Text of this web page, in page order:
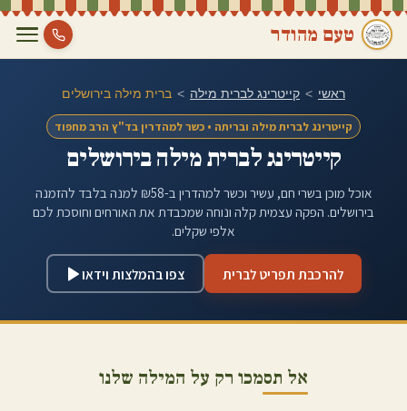
טעם מהודר
ראשי > קייטרינג לברית מילה > ברית מילה בירושלים
קייטרינג לברית מילה ובריתה • כשר למהדרין בד"ץ הרב מחפוד
קייטרינג לברית מילה בירושלים
אוכל מוכן בשרי חם, עשיר וכשר למהדרין ב-₪58 למנה בלבד להזמנה
בירושלים. הפקה עצמית קלה ונוחה שמכבדת את האורחים וחוסכת לכם
אלפי שקלים.
להרכבת תפריט לברית צפו בהמלצות וידאו
אל תסמכו רק על המילה שלנו